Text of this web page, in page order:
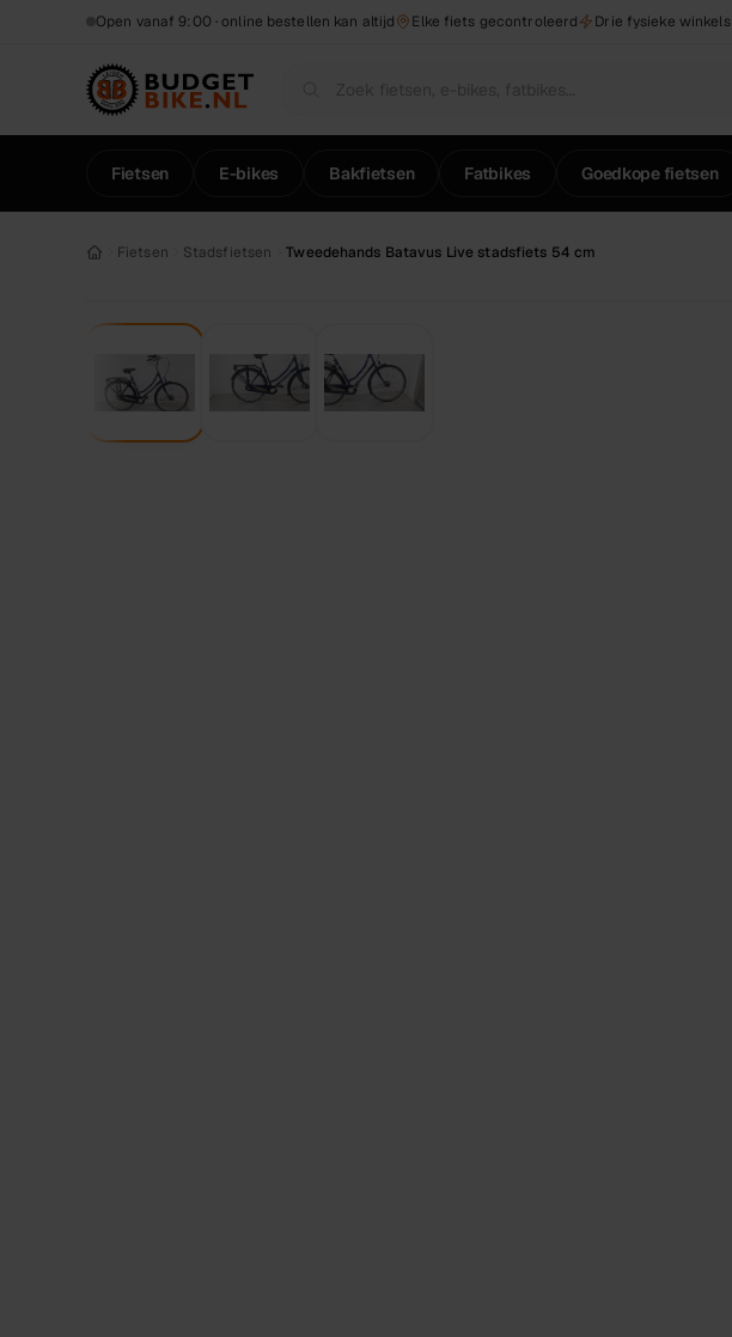
Naar hoofdinhoudOpen vanaf 9:00 · online bestellen kan altijd Elke fiets gecontroleerd Drie fysieke winkels
Fietsen E-bikes Bakfietsen Fatbikes Goedkope fietsen
Fietsen Stadsfietsen Tweedehands Batavus Live stadsfiets 54 cm